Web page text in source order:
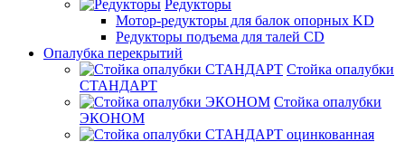
Редукторы
Мотор-редукторы для балок опорных KD
Редукторы подъема для талей CD
Опалубка перекрытий
Стойка опалубки
СТАНДАРТ
Стойка опалубки
ЭКОНОМ